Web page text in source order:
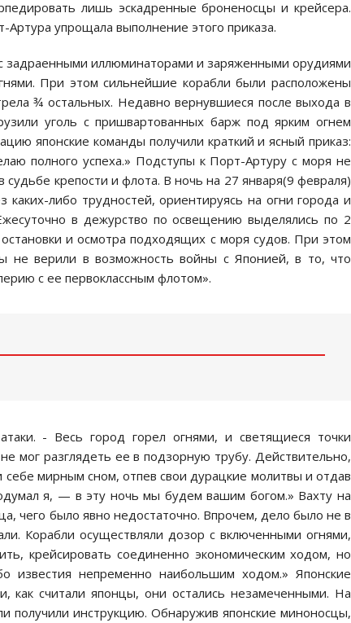
лишь эскадренные броненосцы и крейсера.
упрощала выполнение этого приказа.
задраенными иллюминаторами и заряженными орудиями
При этом сильнейшие корабли были расположены
¾ остальных. Недавно вернувшиеся после выхода в
уголь с пришвартованных барж под ярким огнем
японские команды получили краткий и ясный приказ:
полного успеха.» Подступы к Порт-Артуру с моря не
крепости и флота. В ночь на 27 января(9 февраля)
либо трудностей, ориентируясь на огни города и
в дежурство по освещению выделялись по 2
и осмотра подходящих с моря судов. При этом
не верили в возможность войны с Японией, в то, что
с ее первоклассным флотом».
- Весь город горел огнями, и светящиеся точки
мог разглядеть ее в подзорную трубу. Действительно,
себе мирным сном, отпев свои дурацкие молитвы и отдав
я, — в эту ночь мы будем вашим богом.» Вахту на
чего было явно недостаточно. Впрочем, дело было не в
Корабли осуществляли дозор с включенными огнями,
крейсировать соединенно экономическим ходом, но
известия непременно наибольшим ходом.» Японские
как считали японцы, они остались незамеченными. На
получили инструкцию. Обнаружив японские миноносцы,